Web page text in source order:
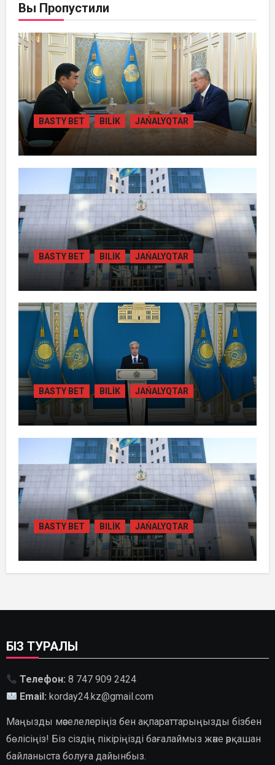
Вы Пропустили
BASTY BET BILİK JAŃALYQTAR
ПРЕЗИДЕНТ «БӘЙТЕРЕК» ХОЛДИНГІНІҢ
БАСШЫСЫН ҚАБЫЛДАДЫ
BASTY BET BILİK JAŃALYQTAR
ЖАМБЫЛ ОБЛЫСЫНДА
ҚАЙТАРЫЛҒАН АКТИВТЕР ЕСЕБІНЕН
84 МЫҢ ТҰРҒЫН ТҰРАҚТЫ ГАЗБЕН
ҚАМТЫЛАДЫ
BASTY BET BILİK JAŃALYQTAR
ТОҚАЕВ БІРНЕШЕ ІРІ АВТОЖОЛ
ЖОБАСЫНЫҢ ҚҰРЫЛЫСЫН РЕСМИ
ТҮРДЕ БАСТАП БЕРДІ
BASTY BET BILİK JAŃALYQTAR
ҚАЗАҚСТАНДА
ГИДРОЭНЕРГЕТИКАНЫ ДАМЫТУДЫҢ
БІЗ ТУРАЛЫ
Телефон: 8 747 909 2424
Email: korday24.kz@gmail.com
Маңызды мәселелеріңіз бен ақпараттарыңызды бізбен
бөлісіңіз! Біз сіздің пікіріңізді бағалаймыз және әрқашан
байланыста болуға дайынбыз.